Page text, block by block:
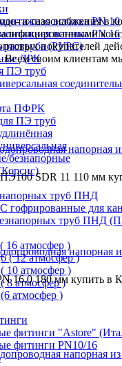
вставка PN 10
вставка PN 16
раструба (РУРС)
ДРК
ПЭ труб
ПФРК
ПЭ труб
труб ПНД
для
труб ПНД
16 атмосфер )
( 12 атмосфер )
10 атмосфер )
8 атмосфер )
атмосфер )
фитинги "Astore"
фитинги PN10/16
и газоснабжения
покупателей
своим клиентам
напорная
SDR 11 110 мм
напорная
16,0 180 мм купить в
напорная из